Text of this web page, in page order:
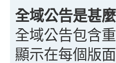
全域公告是甚
全域公告包含
顯示在每個版